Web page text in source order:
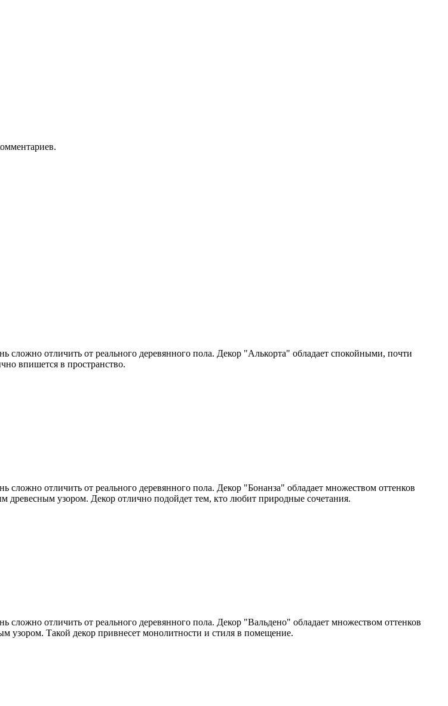
отличить от реального деревянного пола. Декор "Алькорта" обладает спокойными, почти
впишется в пространство.
отличить от реального деревянного пола. Декор "Бонанза" обладает множеством оттенков
узором. Декор отлично подойдет тем, кто любит природные сочетания.
отличить от реального деревянного пола. Декор "Вальдено" обладает множеством оттенков
узором. Такой декор привнесет монолитности и стиля в помещение.